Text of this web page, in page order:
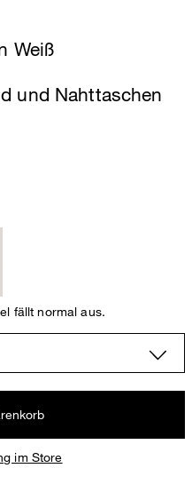
Weiß
und Nahttaschen
fällt normal aus.
im Store